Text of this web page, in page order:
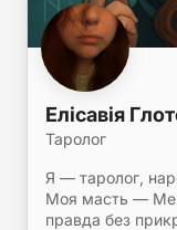
Елісавія
Таролог
Я — таролог,
Моя масть —
правда без